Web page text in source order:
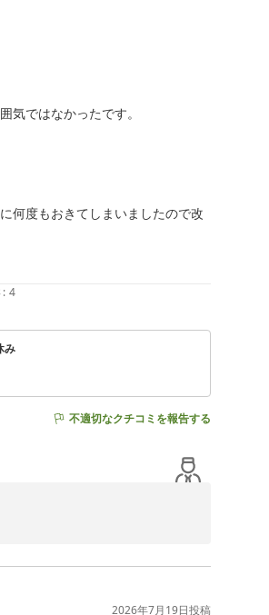
す。
気ではなかったです。
何度もおきてしまいましたので改
: 4
み
不適切なクチコミを報告する
2026年7月19日投稿